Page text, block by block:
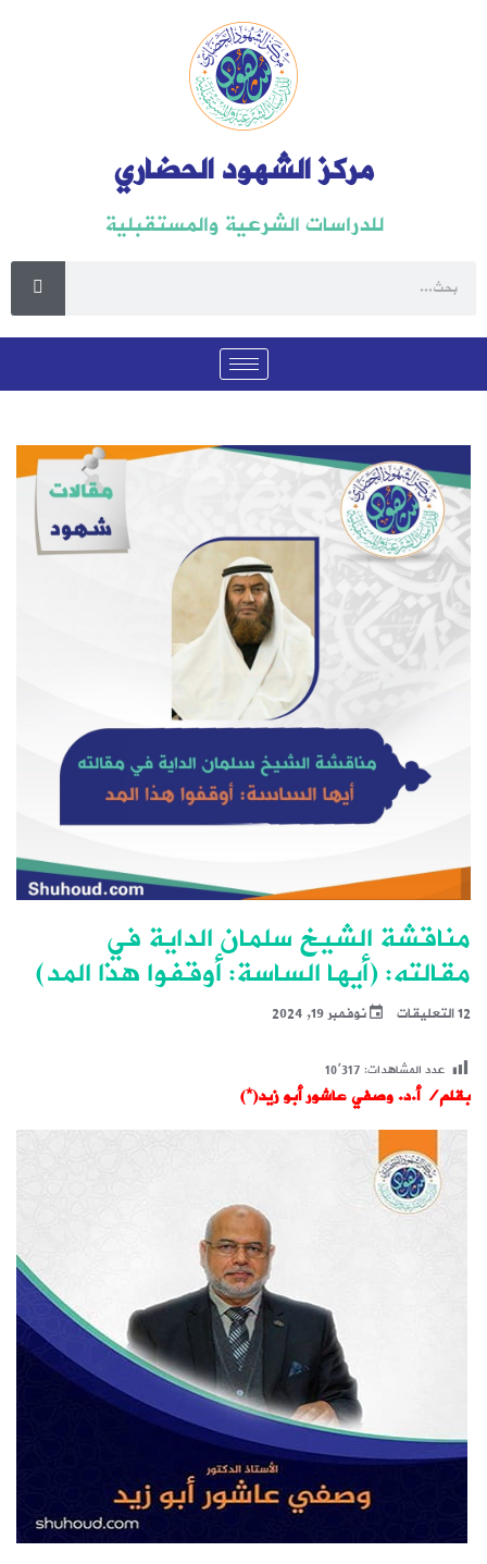
مركز الشهود الحضاري
للدراسات الشرعية والمستقبلية
مناقشة الشيخ سلمان الداية في
مقالته: (أيها الساسة: أوقفوا هذا المد)
12 التعليقات نوفمبر 19, 2024
عدد المشاهدات:10٬317
بقلم/ أ.د. وصفي عاشور أبو زيد(*)